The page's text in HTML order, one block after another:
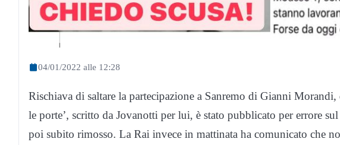
04/01/2022 alle 12:28
Rischiava di saltare la partecipazione a Sanremo di Gianni
le porte’, scritto da Jovanotti per lui, è stato pubblicato per errore
poi subito rimosso. La Rai invece in mattinata ha comunicato che